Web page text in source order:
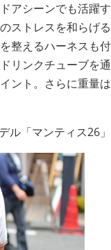
アシーンでも活躍す
ストレスを和らげる
整えるハーネスも付
リンクチューブを通
ント。さらに重量は
ル「マンティス26」